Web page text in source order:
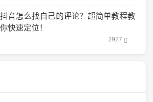
抖音怎么找自己的评论？超简单教程教
你快速定位！
2927